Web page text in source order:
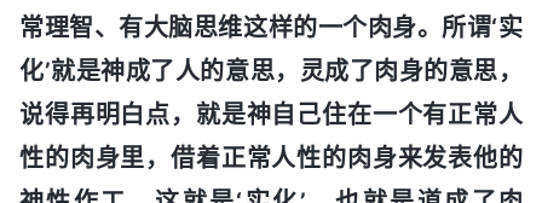
常理智、有大脑思维这样的一个肉身。所谓‘实
化’就是神成了人的意思，灵成了肉身的意思，
说得再明白点，就是神自己住在一个有正常人
性的肉身里，借着正常人性的肉身来发表他的